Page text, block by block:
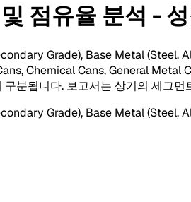
점유율 분석 -
Grade), Base Metal
Chemical Cans, General Metal
분됩니다. 보고서는 상기의 세그먼
Grade), Base Metal (Steel,